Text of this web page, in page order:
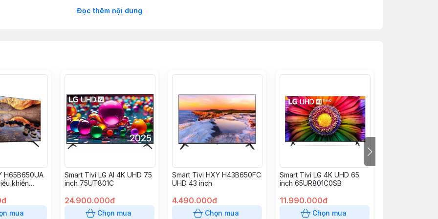
giảm tiếng ồn khi tín hiệu yếu
On, ...
Đọc thêm nội dung
H65B650UA
khiển
mua
Smart Tivi LG AI 4K UHD 75
inch 75UT801C
24.900.000đ
Chọn mua
Smart Tivi HXY H43B650FC
UHD 43 inch
4.490.000đ
Chọn mua
Smart Tivi LG 4K UHD 65
inch 65UR801C0SB
11.990.000đ
Chọn mua